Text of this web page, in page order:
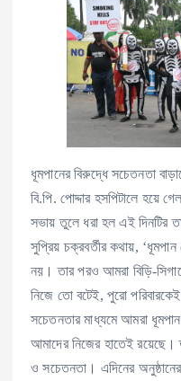
ধূমপানের বিরুদ্ধে সচেতনতা
বি.পি. পোদ্দার হসপিটালে হয়ে
সভায় তুলে ধরা হল এই দিনটির
সুপ্রিয় চক্রবর্তীর কথায়,
নয়। তার পরও আমরা বিড়ি-
নিজে তো বটেই, পুরো
সচেতনতার মাধ্যমে আমরা
আমাদের নিজের হাতেই
ও সচেতনতা। এদিনের